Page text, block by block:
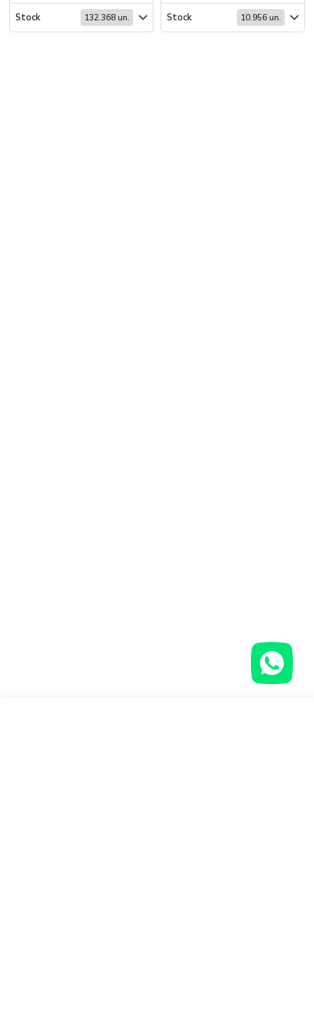
Stock 132.368 un. Stock 10.956 un.